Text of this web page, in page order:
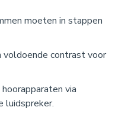
moeten in stappen
voldoende contrast voor
via
luidspreker.